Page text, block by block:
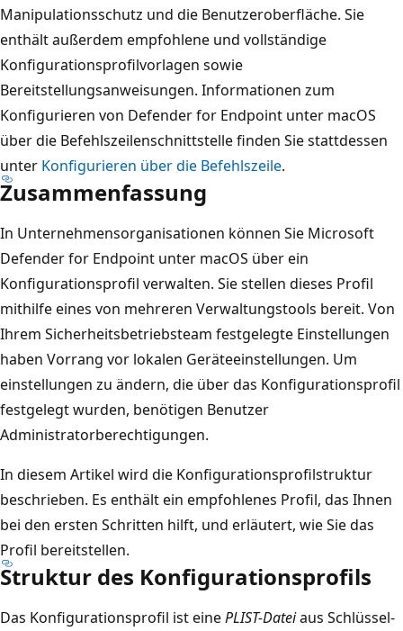
Manipulationsschutz und die Benutzeroberfläche. Sie
enthält außerdem empfohlene und vollständige
Konfigurationsprofilvorlagen sowie
Bereitstellungsanweisungen. Informationen zum
Konfigurieren von Defender for Endpoint unter macOS
über die Befehlszeilenschnittstelle finden Sie stattdessen
unter Konfigurieren über die Befehlszeile.
Zusammenfassung
In Unternehmensorganisationen können Sie Microsoft
Defender for Endpoint unter macOS über ein
Konfigurationsprofil verwalten. Sie stellen dieses Profil
mithilfe eines von mehreren Verwaltungstools bereit. Von
Ihrem Sicherheitsbetriebsteam festgelegte Einstellungen
haben Vorrang vor lokalen Geräteeinstellungen. Um
einstellungen zu ändern, die über das Konfigurationsprofil
festgelegt wurden, benötigen Benutzer
Administratorberechtigungen.
In diesem Artikel wird die Konfigurationsprofilstruktur
beschrieben. Es enthält ein empfohlenes Profil, das Ihnen
bei den ersten Schritten hilft, und erläutert, wie Sie das
Profil bereitstellen.
Struktur des Konfigurationsprofils
Das Konfigurationsprofil ist einePLIST-Dateiaus Schlüssel-